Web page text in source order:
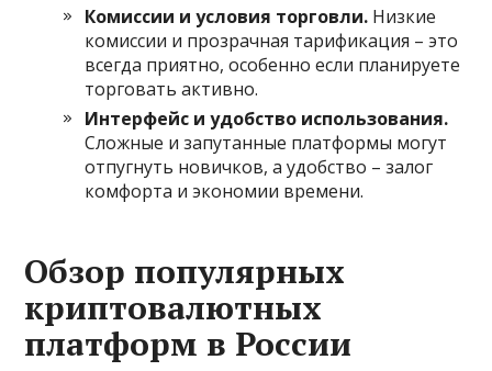
Комиссии и условия торговли. Низкие
комиссии и прозрачная тарификация – это
всегда приятно, особенно если планируете
торговать активно.
Интерфейс и удобство использования.
Сложные и запутанные платформы могут
отпугнуть новичков, а удобство – залог
комфорта и экономии времени.
Обзор популярных
криптовалютных
платформ в России